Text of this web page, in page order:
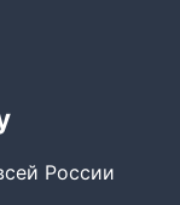
России